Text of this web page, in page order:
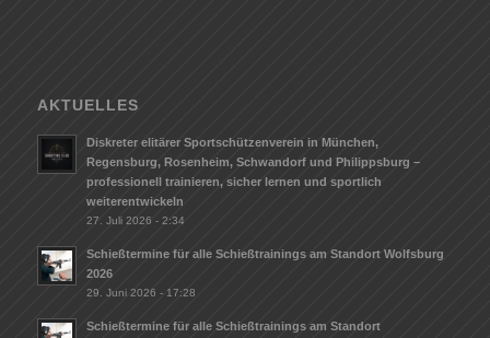
AKTUELLES
Diskreter elitärer Sportschützenverein in München,
Regensburg, Rosenheim, Schwandorf und Philippsburg –
professionell trainieren, sicher lernen und sportlich
weiterentwickeln
27. Juli 2026 - 2:34
Schießtermine für alle Schießtrainings am Standort Wolfsburg
2026
29. Juni 2026 - 17:28
Schießtermine für alle Schießtrainings am Standort